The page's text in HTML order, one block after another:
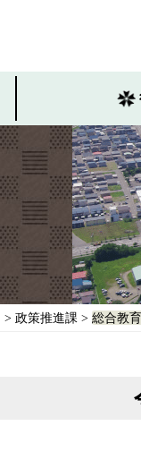
> 政策推進課 > 総合教